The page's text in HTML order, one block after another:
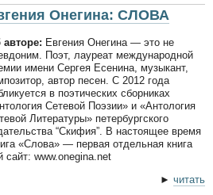
Онегина: СЛОВА
Евгения Онегина — это не
Поэт, лауреат международной
имени Сергея Есенина, музыкант,
автор песен. С 2012 года
в поэтических сборниках
Сетевой Поэзии» и «Антология
Литературы» петербургского
“Скифия”. В настоящее время
«Слова» — первая отдельная книга
www.onegina.net
► читать